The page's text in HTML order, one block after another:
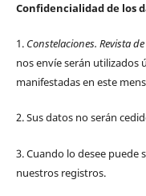
Confidencialidad de los
1. Constelaciones. Revista
nos envíe serán utilizados
manifestadas en este
2. Sus datos no serán
3. Cuando lo desee puede
nuestros registros.